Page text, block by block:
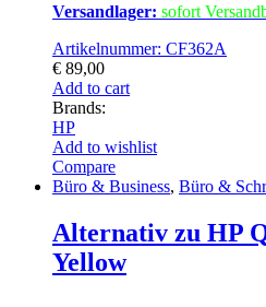
Versandlager: sofort
Artikelnummer: CF362A
€ 89,00
Add to cart
Brands:
HP
Add to wishlist
Compare
Büro & Business, Büro &
Alternativ zu HP
Yellow